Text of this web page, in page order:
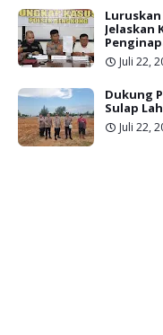
Jelaskan
Juli 22,
Dukung
Sulap
Juli 22,